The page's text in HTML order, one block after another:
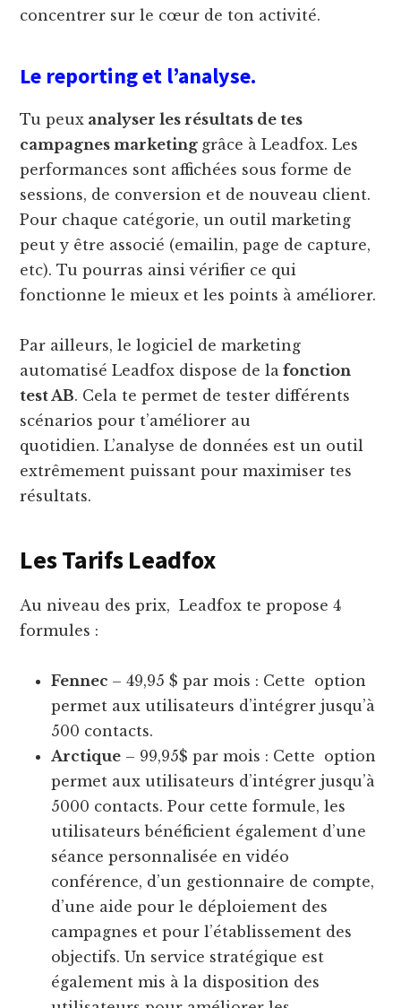
concentrer sur le cœur de ton activité.
Le reporting et l’analyse.
Tu peux analyser les résultats de tes
campagnes marketing grâce à Leadfox. Les
performances sont affichées sous forme de
sessions, de conversion et de nouveau client.
Pour chaque catégorie, un outil marketing
peut y être associé (emailin, page de capture,
etc). Tu pourras ainsi vérifier ce qui
fonctionne le mieux et les points à améliorer.
Par ailleurs, le logiciel de marketing
automatisé Leadfox dispose de la fonction
test AB. Cela te permet de tester différents
scénarios pour t’améliorer au
quotidien. L’analyse de données est un outil
extrêmement puissant pour maximiser tes
résultats.
Les Tarifs Leadfox
Au niveau des prix, Leadfox te propose 4
formules :
Fennec – 49,95 $ par mois : Cette option
permet aux utilisateurs d’intégrer jusqu’à
500 contacts.
Arctique – 99,95$ par mois : Cette option
permet aux utilisateurs d’intégrer jusqu’à
5000 contacts. Pour cette formule, les
utilisateurs bénéficient également d’une
séance personnalisée en vidéo
conférence, d’un gestionnaire de compte,
d’une aide pour le déploiement des
campagnes et pour l’établissement des
objectifs. Un service stratégique est
également mis à la disposition des